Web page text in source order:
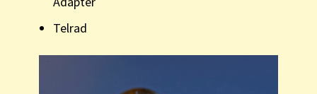
Telrad